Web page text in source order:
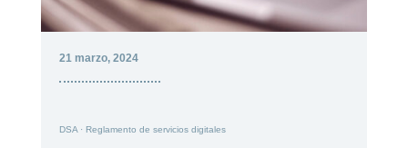
21 marzo, 2024
DSA· Reglamento de servicios digitales